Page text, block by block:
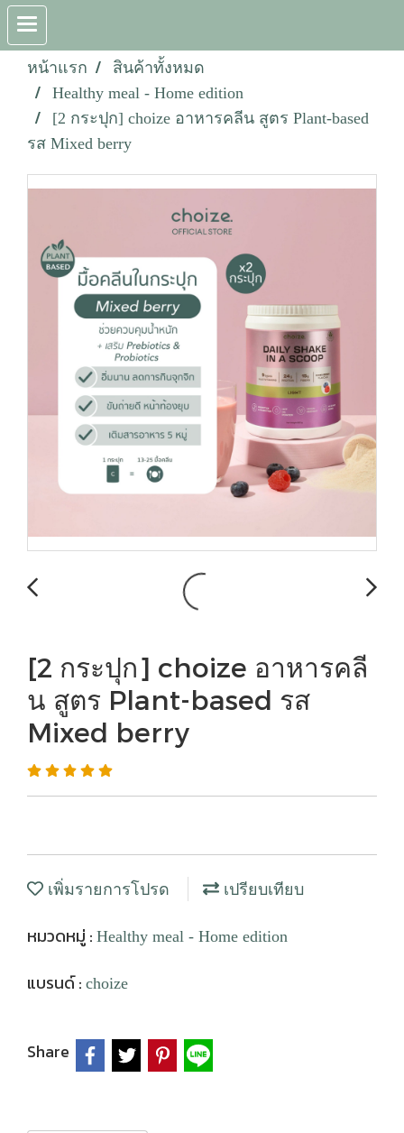
หน้าแรก
สินค้าทั้งหมด
Healthy meal - Home edition
[2 กระปุก] choize อาหารคลีน สูตร Plant-based
รส Mixed berry
[2 กระปุก] choize อาหารคลี
น สูตร Plant-based รส
Mixed berry
เพิ่มรายการโปรด เปรียบเทียบ
หมวดหมู่ : Healthy meal - Home edition
แบรนด์ : choize
Share